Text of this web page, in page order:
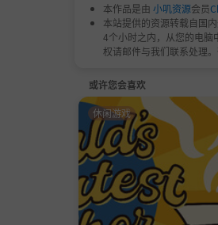
本作品是由 小叽资源会员
本站提供的资源转载自国
4个小时之内，从您的电脑
权请邮件与我们联系处理
或许您会喜欢
休闲游戏